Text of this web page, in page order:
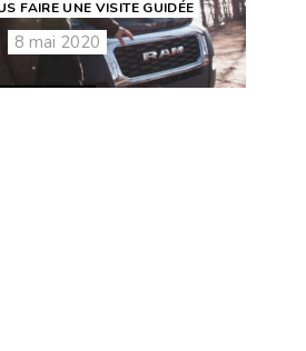
FAIRE UNE VISITE GUIDÉE
8 mai 2020